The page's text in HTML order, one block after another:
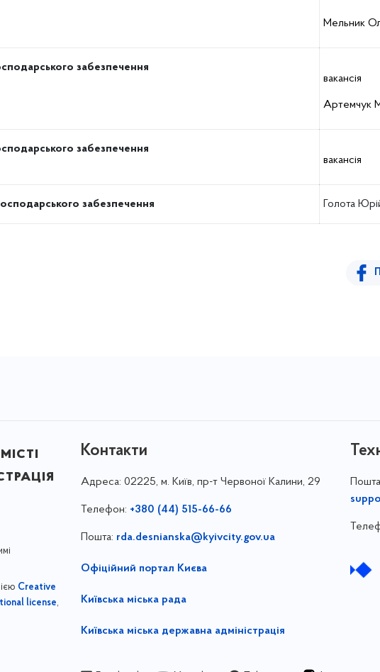
Мельник
забезпечення
вакансія
Артемчук
забезпечення
вакансія
забезпечення Голота
Creative
license,
Контакти
Адреса: 02225, м. Київ, пр-т Червоної Калини, 29
Телефон: +380 (44) 515-66-66
Пошта: rda.desnianska@kyivcity.gov.ua
Офіційний портал Києва
Київська міська рада
Київська міська державна адміністрація